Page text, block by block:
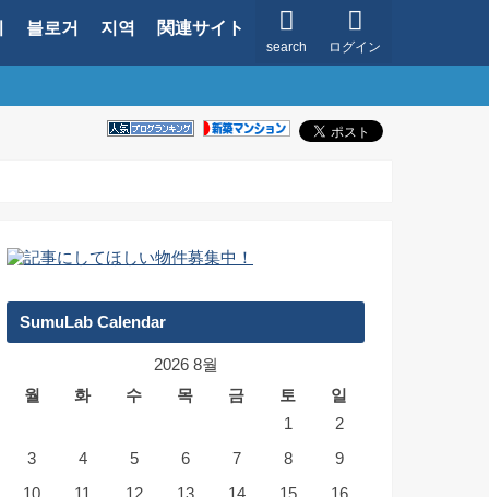
ログイン
search
블로거 지역 関連サイト
SumuLab Calendar
2026 8월
월
화 수 목 금 토
일
1
2
3
4 5 6 7 8
9